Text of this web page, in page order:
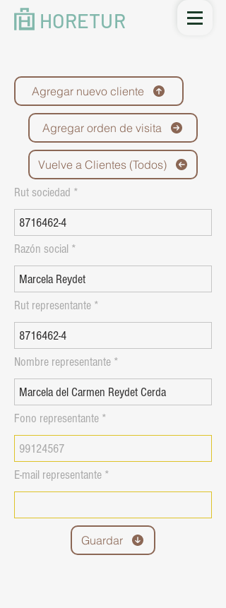
HORETUR
Agregar nuevo cliente
Agregar orden de visita
Vuelve a Clientes (Todos)
Rut sociedad
Razón social
Rut representante
Nombre representante
Fono representante
E-mail representante
Guardar